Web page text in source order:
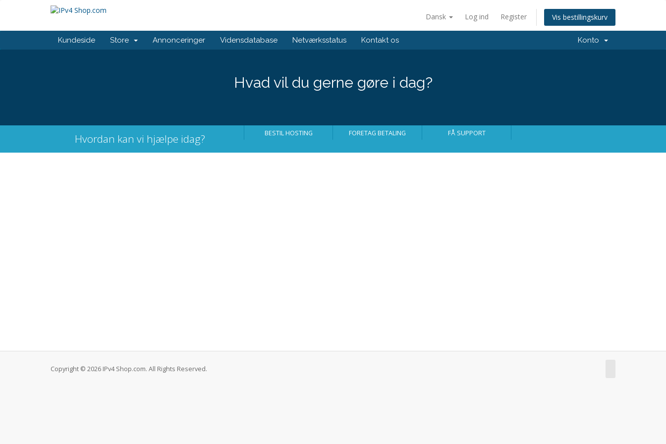
Dansk Log ind Register Vis bestillingskurv
Kundeside Store Annonceringer Vidensdatabase Netværksstatus Kontakt os Konto
Hvad vil du gerne gøre i dag?
Hvordan kan vi hjælpe idag? BESTIL HOSTING FORETAG BETALING FÅ SUPPORT
Copyright © 2026 IPv4 Shop.com. All Rights Reserved.